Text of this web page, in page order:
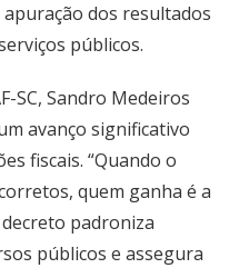
dos resultados
públicos.
SC, Sandro Medeiros
avanço significativo
fiscais. “Quando o
quem ganha é a
padroniza
públicos e assegura